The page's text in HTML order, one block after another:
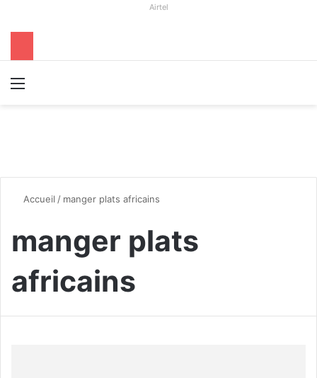
Airtel
Accueil / manger plats africains
manger plats
africains